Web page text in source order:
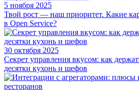
5 ноября 2025
Твой рост — наш приоритет. Какие
в Open Service?
30 октября 2025
Секрет управления вкусом: как
десятки кухонь и шефов